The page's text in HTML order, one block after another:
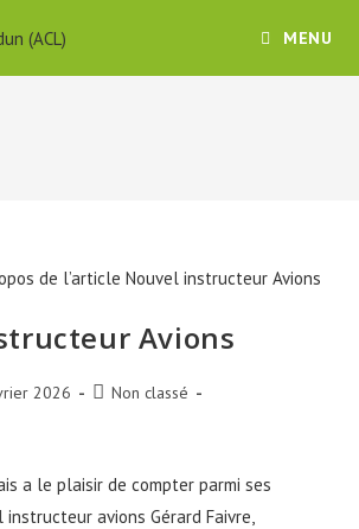
MENU
Avions
2026
Non classé
a le plaisir de compter parmi ses
avions Gérard Faivre,